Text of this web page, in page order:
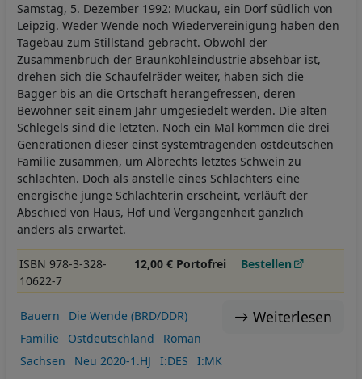
Samstag, 5. Dezember 1992: Muckau, ein Dorf südlich von
Leipzig. Weder Wende noch Wiedervereinigung haben den
Tagebau zum Stillstand gebracht. Obwohl der
Zusammenbruch der Braunkohleindustrie absehbar ist,
drehen sich die Schaufelräder weiter, haben sich die
Bagger bis an die Ortschaft herangefressen, deren
Bewohner seit einem Jahr umgesiedelt werden. Die alten
Schlegels sind die letzten. Noch ein Mal kommen die drei
Generationen dieser einst systemtragenden ostdeutschen
Familie zusammen, um Albrechts letztes Schwein zu
schlachten. Doch als anstelle eines Schlachters eine
energische junge Schlachterin erscheint, verläuft der
Abschied von Haus, Hof und Vergangenheit gänzlich
anders als erwartet.
ISBN 978-3-328-
10622-7
12,00 € Portofrei Bestellen
Weiterlesen
Bauern
Die Wende (BRD/DDR)
Familie
Ostdeutschland
Roman
Sachsen
Neu 2020-1.HJ I:DES I:MK